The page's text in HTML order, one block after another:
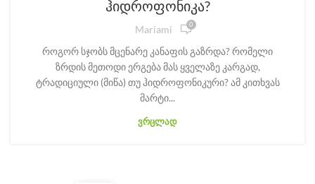
ჰიდროფონიკა?
Mariami 0
როგორ სჯობს მცენარე კანაფის გაზრდა? რომელი
ზრდის მეთოდი ერგება მას ყველაზე კარგად,
ტრადიციული (მიწა) თუ ჰიდროფონიკური? ამ კითხვას
მარტი...
ᲕᲠᲪᲚᲐᲓ